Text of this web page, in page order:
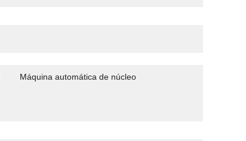
Máquina automática de núcleo